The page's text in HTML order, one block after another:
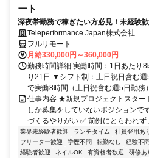
ート
深夜帯勤務で稼ぎたい方必見！未経験
Teleperformance Japan株式会社
フルリモート
月給330,000円～360,000円
勤務時間詳細 実働時間：1日あたり
り21日 ▼シフト制：土日祝日含む
で実働8時間（土日祝含む週5日勤務
仕事内容 ★新規プロジェクトスター
しか募集をしていないポジションで
づくるやりがい ✅ 前例にとらわれ
業界未経験者歓迎 ランチタイム 社員登用あ
フリーター歓迎
学歴不問 転勤なし 経験不問
経験者歓迎
ネイルOK 有資格者歓迎 研修あ